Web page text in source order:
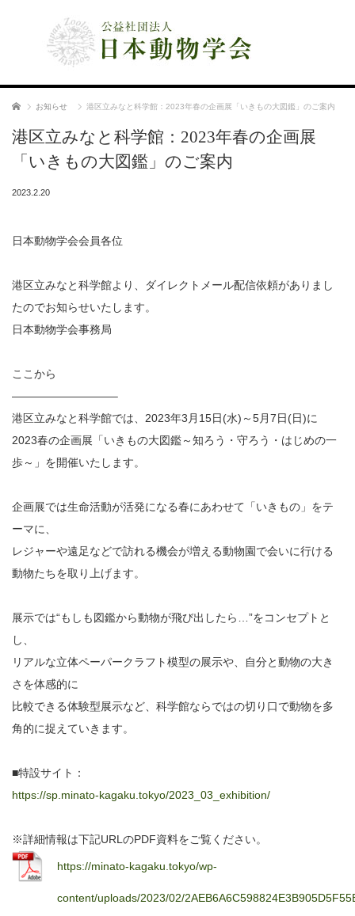
ホーム お知らせ 港区立みなと科学館：2023年春の企画展「いきもの大図鑑」のご案内
港区立みなと科学館：2023年春の企画展
「いきもの大図鑑」のご案内
2023.2.20
日本動物学会会員各位
港区立みなと科学館より、ダイレクトメール配信依頼がありまし
たのでお知らせいたします。
日本動物学会事務局
ここから
—————————–
港区立みなと科学館では、2023年3月15日(水)～5月7日(日)に
2023春の企画展「いきもの大図鑑～知ろう・守ろう・はじめの一
歩～」を開催いたします。
企画展では生命活動が活発になる春にあわせて「いきもの」をテ
ーマに、
レジャーや遠足などで訪れる機会が増える動物園で会いに行ける
動物たちを取り上げます。
展示では“もしも図鑑から動物が飛び出したら…”をコンセプトと
し、
リアルな立体ペーパークラフト模型の展示や、自分と動物の大き
さを体感的に
比較できる体験型展示など、科学館ならではの切り口で動物を多
角的に捉えていきます。
■特設サイト：
https://sp.minato-kagaku.tokyo/2023_03_exhibition/
※詳細情報は下記URLのPDF資料をご覧ください。
https://minato-kagaku.tokyo/wp-
content/uploads/2023/02/